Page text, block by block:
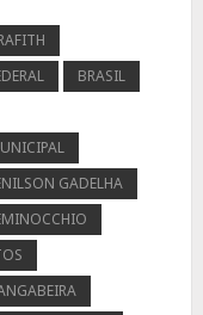
BRASIL
GADELHA